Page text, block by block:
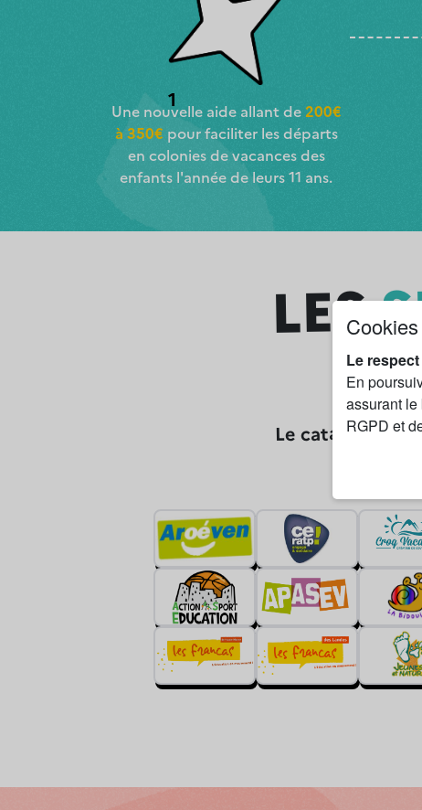
1
Une nouvelle aide allant de200€
à 350€ pour faciliter les départs
en colonies de vacances des
enfants l'année de leurs 11 ans.
LES
Le catalogue
Les
Cookies
Le
En
assurant
RGPD et